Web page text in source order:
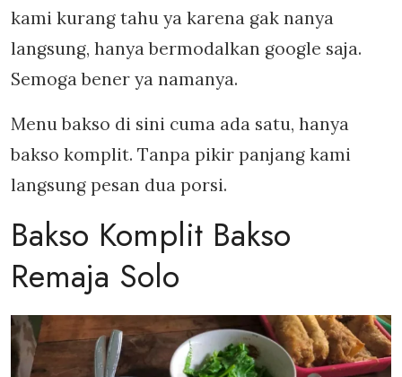
kami kurang tahu ya karena gak nanya
langsung, hanya bermodalkan google saja.
Semoga bener ya namanya.
Menu bakso di sini cuma ada satu, hanya
bakso komplit. Tanpa pikir panjang kami
langsung pesan dua porsi.
Bakso Komplit Bakso
Remaja Solo